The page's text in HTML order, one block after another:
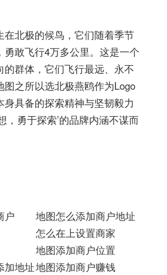
在北极的候鸟，它们随着季节
勇敢飞行4万多公里。这是一个
群体，它们飞行最远、永不
之所以选北极燕鸥作为Logo
身具备的探索精神与坚韧毅力
，勇于探索’的品牌内涵不谋而
户
地图怎么添加商户地址
怎么在上设置商家
地图添加商户位置
加地址地图添加商户赚钱